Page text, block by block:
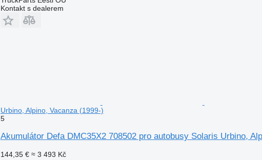
Kontakt s dealerem
Urbino, Alpino, Vacanza (1999-)
5
Akumulátor Defa DMC35X2 708502 pro autobusy Solaris Urbino,
144,35 € ≈ 3 493 Kč